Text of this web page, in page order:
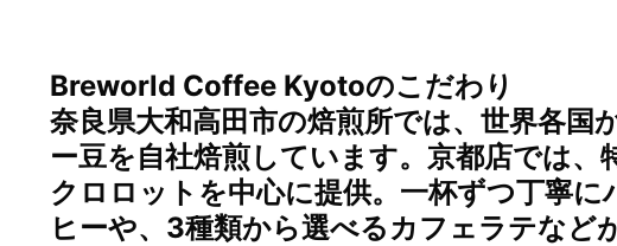
Breworld Coffee Kyotoのこだわり
奈良県大和高田市の焙煎所では、世界各国
ー豆を自社焙煎しています。京都店では、
クロロットを中心に提供。一杯ずつ丁寧
ヒーや、3種類から選べるカフェラテなど